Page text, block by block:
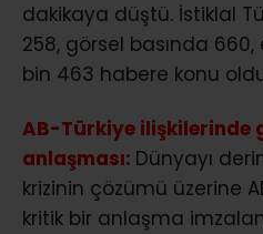
dakikaya düştü. İstiklal
258, görsel basında
bin 463 habere konu
AB-Türkiye ilişkilerinde
anlaşması: Dünyayı
krizinin çözümü üzerine
kritik bir anlaşma